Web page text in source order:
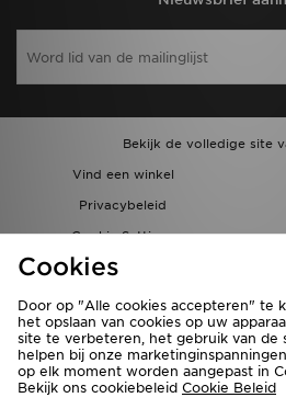
Bekijk de volledige site
Vind een winkel
Privacybeleid
Cookie Settings
Bestellingen en Levering
Cookies
Door op "Alle cookies accepteren" te
het opslaan van cookies op uw
site te verbeteren, het gebruik van de
helpen bij onze
op elk moment worden aangepast in
Bekijk ons cookiebeleid Cookie Beleid